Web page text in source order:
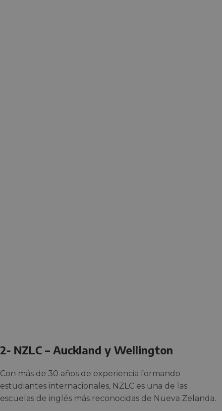
2- NZLC – Auckland y Wellington
Con más de 30 años de experiencia formando
estudiantes internacionales, NZLC es una de las
escuelas de inglés más reconocidas de Nueva Zelanda.